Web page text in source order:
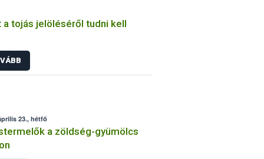
a tojás jelöléséről tudni kell
23., hétfő
a zöldség-gyümölcs